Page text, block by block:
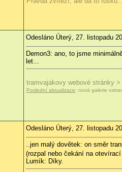
Odesláno Úterý, 27. listopadu
Demon3: ano, to jsme
let...
tramvajakovy webové stránky >
Poslední aktualizace: nová galerie
Odesláno Úterý, 27. listopadu
..jen malý dovětek: on směr
(rozpal nebo čekání na
Lumík: Díky.